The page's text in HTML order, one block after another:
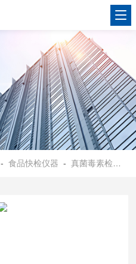
-食品快检仪器 -真菌毒素检测仪